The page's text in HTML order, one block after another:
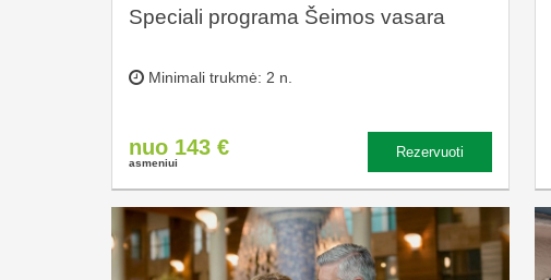
Speciali programa Šeimos vasara
Minimali trukmė: 2 n.
nuo 143 €
asmeniui
Rezervuoti